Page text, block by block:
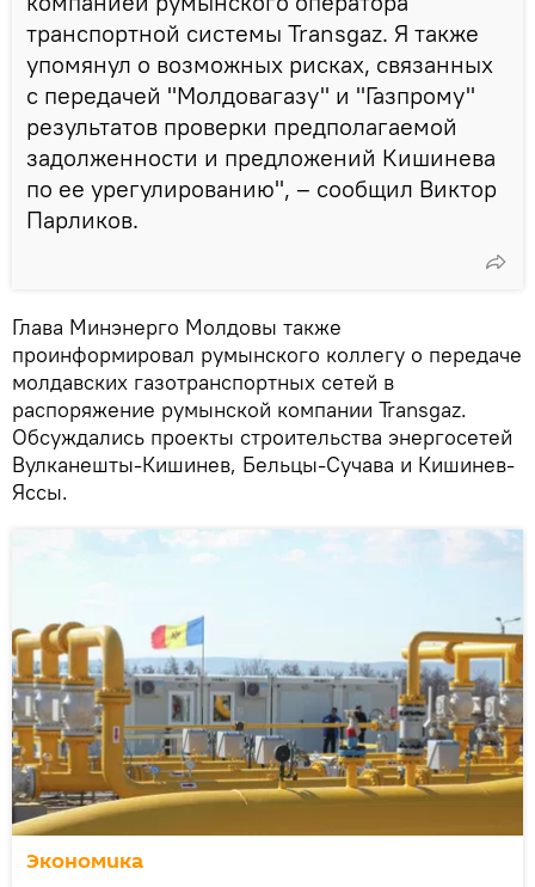
транспортной системы Transgaz. Я также
упомянул о возможных рисках, связанных
с передачей "Молдовагазу" и "Газпрому"
результатов проверки предполагаемой
задолженности и предложений Кишинева
по ее урегулированию", – сообщил Виктор
Парликов.
Глава Минэнерго Молдовы также
проинформировал румынского коллегу о передаче
молдавских газотранспортных сетей в
распоряжение румынской компании Transgaz.
Обсуждались проекты строительства энергосетей
Вулканешты-Кишинев, Бельцы-Сучава и Кишинев-
Яссы.
Экономика